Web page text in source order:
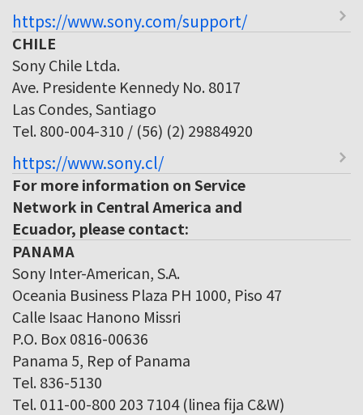
https://www.sony.com/support/
CHILE
Sony Chile Ltda.
Ave. Presidente Kennedy No. 8017
Las Condes, Santiago
Tel. 800-004-310 / (56) (2) 29884920
https://www.sony.cl/
For more information on Service
Network in Central America and
Ecuador, please contact:
PANAMA
Sony Inter-American, S.A.
Oceania Business Plaza PH 1000, Piso 47
Calle Isaac Hanono Missri
P.O. Box 0816-00636
Panama 5, Rep of Panama
Tel. 836-5130
Tel. 011-00-800 203 7104 (linea fija C&W)